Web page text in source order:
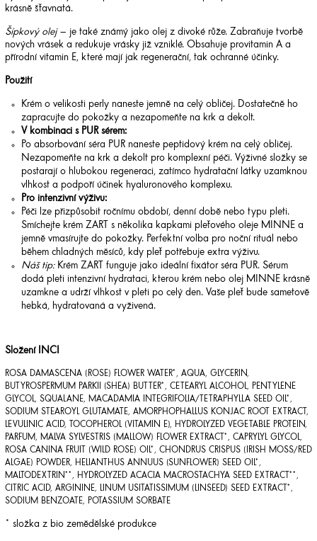
krásně šťavnatá.
Šípkový olej– je také známý jako olej z divoké růže. Zabraňuje tvorbě
nových vrásek a redukuje vrásky již vzniklé. Obsahuje provitamin A a
přírodní vitamin E, které mají jak regenerační, tak ochranné účinky.
Použití
Krém o velikosti perly naneste jemně na celý obličej. Dostatečně ho
zapracujte do pokožky a nezapomeňte na krk a dekolt.
V kombinaci s PUR sérem:
Po absorbování séra PUR naneste peptidový krém na celý obličej.
Nezapomeňte na krk a dekolt pro komplexní péči. Výživné složky se
postarají o hlubokou regeneraci, zatímco hydratační látky uzamknou
vlhkost a podpoří účinek hyaluronového komplexu.
Pro intenzivní výživu:
Péči lze přizpůsobit ročnímu období, denní době nebo typu pleti.
Smíchejte krém ZART s několika kapkami pleťového oleje MINNE a
jemně vmasírujte do pokožky. Perfektní volba pro noční rituál nebo
během chladných měsíců, kdy pleť potřebuje extra výživu.
Náš tip:Krém ZART funguje jako ideální fixátor séra PUR. Sérum
dodá pleti intenzivní hydrataci, kterou krém nebo olej MINNE krásně
uzamkne a udrží vlhkost v pleti po celý den. Vaše pleť bude sametově
hebká, hydratovaná a vyživená.
Složení INCI
ROSA DAMASCENA (ROSE) FLOWER WATER*, AQUA, GLYCERIN,
BUTYROSPERMUM PARKII (SHEA) BUTTER*, CETEARYL ALCOHOL, PENTYLENE
GLYCOL, SQUALANE, MACADAMIA INTEGRIFOLIA/TETRAPHYLLA SEED OIL*,
SODIUM STEAROYL GLUTAMATE, AMORPHOPHALLUS KONJAC ROOT EXTRACT,
LEVULINIC ACID, TOCOPHEROL (VITAMIN E), HYDROLYZED VEGETABLE PROTEIN,
PARFUM, MALVA SYLVESTRIS (MALLOW) FLOWER EXTRACT*, CAPRYLYL GLYCOL,
ROSA CANINA FRUIT (WILD ROSE) OIL*, CHONDRUS CRISPUS (IRISH MOSS/RED
ALGAE) POWDER, HELIANTHUS ANNUUS (SUNFLOWER) SEED OIL*,
MALTODEXTRIN**, HYDROLYZED ACACIA MACROSTACHYA SEED EXTRACT**,
CITRIC ACID, ARGININE, LINUM USITATISSIMUM (LINSEED) SEED EXTRACT*,
SODIUM BENZOATE, POTASSIUM SORBATE
* složka z bio zemědělské produkce